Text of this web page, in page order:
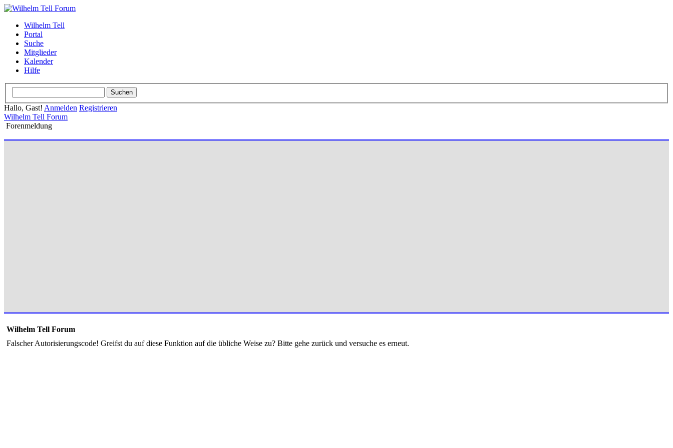
Wilhelm Tell
Portal
Suche
Mitglieder
Kalender
Hilfe
Hallo, Gast! Anmelden Registrieren
Wilhelm Tell Forum
Forenmeldung
Wilhelm Tell Forum
Falscher Autorisierungscode! Greifst du auf diese Funktion auf die übliche Weise zu? Bitte gehe zurück und versuche es erneut.